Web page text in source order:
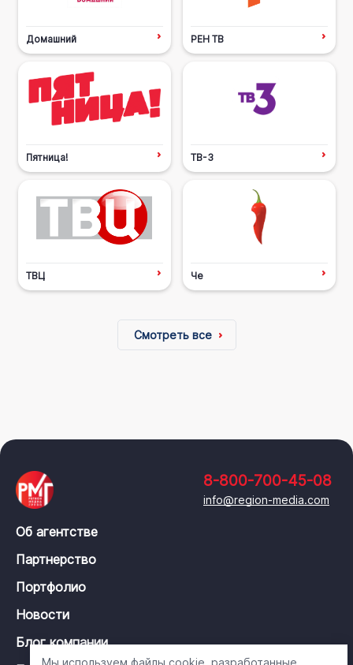
Домашний РЕН ТВ
Пятница! ТВ-3
ТВЦ Че
Смотреть все
8-800-700-45-08
info@region-media.com
Об агентстве
Партнерство
Портфолио
Новости
Блог компании
Мы используем файлы cookie, разработанные